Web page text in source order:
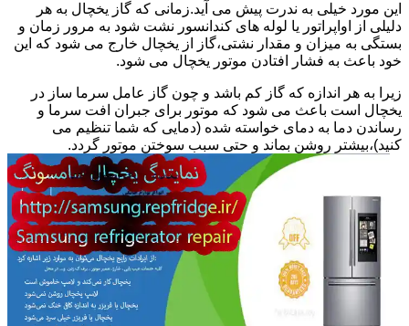
این مورد خیلی به ندرت پیش می آید.زمانی که گاز یخچال به هر
دلیلی از اواپراتور یا لوله های کندانسور نشت شود به مرور زمان و
بستگی به میزان و مقدار نشتی،گاز از یخچال خارج می شود که این
خود باعث به فشار افتادن موتور یخچال می شود.
زیرا به هر اندازه که گاز کم باشد و چون گاز عامل سرما ساز در
یخچال است باعث می شود که موتور برای جبران افت سرما و
رساندن دما به دمای خواسته شده (دمایی که شما تنظیم می
کنید)،بیشتر روشن بماند و حتی سبب سوختن موتور گردد.